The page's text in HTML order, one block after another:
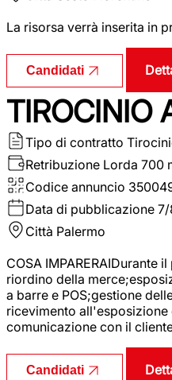
La risorsa verrà inserita in
Candidati
TIROCINIO
Tipo di contratto
Retribuzione Lorda 700
Codice annuncio
Data di pubblicazione
Città Palermo
COSA
riordino della
a barre e POS;gestione
ricevimento
comunicazione con il
Candidati